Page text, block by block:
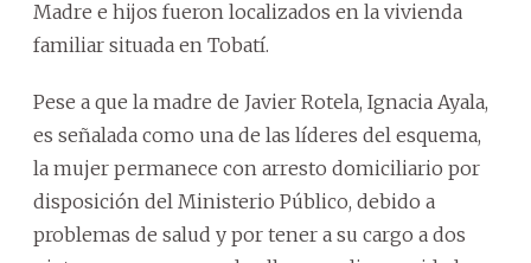
Madre e hijos fueron localizados en la vivienda
familiar situada en Tobatí.
Pese a que la madre de Javier Rotela, Ignacia Ayala,
es señalada como una de las líderes del esquema,
la mujer permanece con arresto domiciliario por
disposición del Ministerio Público, debido a
problemas de salud y por tener a su cargo a dos